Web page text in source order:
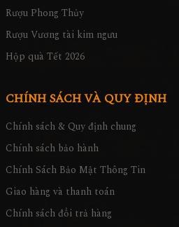
Rượu Phong Thủy
Rượu Vương tài kim ngưu
Hộp quà Tết 2026
CHÍNH SÁCH VÀ QUY ĐỊNH
Chính sách & Quy định chung
Chính sách bảo hành
Chính Sách Bảo Mật Thông Tin
Giao hàng và thanh toán
Chính sách đổi trả hàng